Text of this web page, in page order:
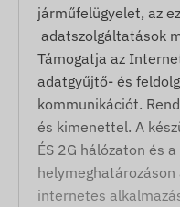
járműfelügyelet, az
adatszolgáltatások
Támogatja az
adatgyűjtő- és
kommunikációt.
és kimenettel. A
ÉS 2G hálózaton és
helymeghatározáson
internetes